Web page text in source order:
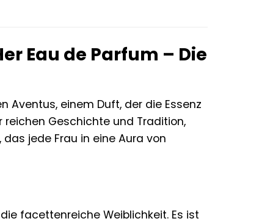
Eau de Parfum – Die
Aventus, einem Duft, der die Essenz
reichen Geschichte und Tradition,
jede Frau in eine Aura von
facettenreiche Weiblichkeit. Es ist